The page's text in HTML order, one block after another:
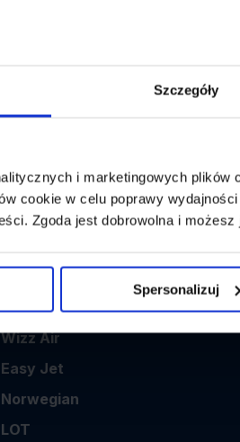
Szczegóły
i marketingowych
cookie w celu poprawy
Zgoda jest dobrowolna i
Spersonalizuj
PUNTA RAISI
Popularne linie
Ryanair
Wizz Air
Easy Jet
Norwegian
LOT